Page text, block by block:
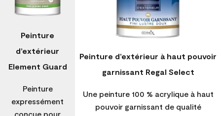
Peinture
d’extérieur
Element Guard
Peinture
expressément
conçue pour
Peinture d’extérieur à haut pouvoir
garnissant Regal Select
Une peinture 100 % acrylique à haut
pouvoir garnissant de qualité